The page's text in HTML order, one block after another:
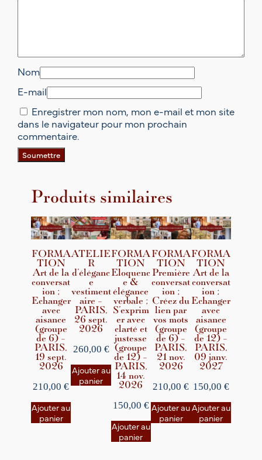
Nom
E-mail
Enregistrer mon nom, mon e-mail et mon site
dans le navigateur pour mon prochain
commentaire.
Produits similaires
FORMA
TION
Art de la
conversat
ion ;
Echanger
avec
aisance
(groupe
de 6) –
PARIS,
19 sept.
2026
210,00€
Ajouter au
panier
ATELIE
R
d’éléganc
e
vestiment
aire –
PARIS,
26 sept.
2026
260,00 €
Ajouter au
panier
FORMA
TION
Eloquenc
e &
élégance
verbale ;
S’exprim
er avec
clarté et
justesse
(groupe
de 12) –
PARIS,
14 nov.
2026
150,00 €
Ajouter au
panier
FORMA
TION
Première
conversat
ion ;
Créez du
lien par
vos mots
(groupe
de 6) –
PARIS,
21 nov.
2026
210,00€
Ajouter au
panier
FORMA
TION
Art de la
conversat
ion ;
Echanger
avec
aisance
(groupe
de 12) –
PARIS,
09 janv.
2027
150,00 €
Ajouter au
panier